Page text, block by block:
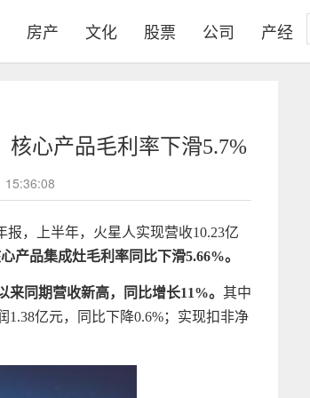
房产 文化 股票 公司 产经
心产品毛利率下滑5.7%
15:36:08
报，上半年，火星人实现营收10.23亿
产品集成灶毛利率同比下滑5.66%。
来同期营收新高，同比增长11%。 其中
1.38亿元，同比下降0.6%；实现扣非净